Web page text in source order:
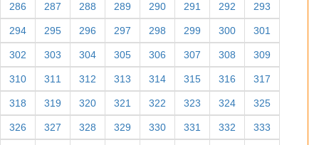
286 287 288 289 290 291 292 293
294 295 296 297 298 299 300 301
302 303 304 305 306 307 308 309
310 311 312 313 314 315 316 317
318 319 320 321 322 323 324 325
326 327 328 329 330 331 332 333